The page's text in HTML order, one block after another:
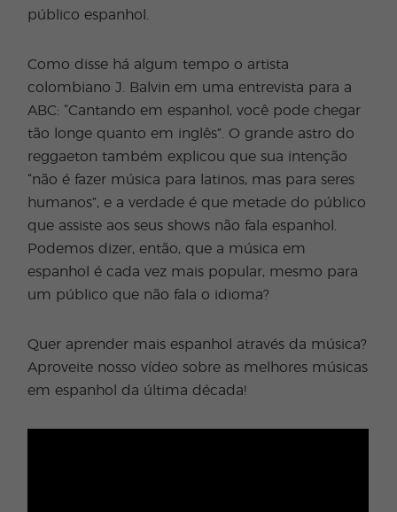
público espanhol.
Como disse há algum tempo o artista
colombiano J. Balvin em uma entrevista para a
ABC: “Cantando em espanhol, você pode chegar
tão longe quanto em inglês”. O grande astro do
reggaeton também explicou que sua intenção
“não é fazer música para latinos, mas para seres
humanos”, e a verdade é que metade do público
que assiste aos seus shows não fala espanhol.
Podemos dizer, então, que a música em
espanhol é cada vez mais popular, mesmo para
um público que não fala o idioma?
Quer aprender mais espanhol através da música?
Aproveite nosso vídeo sobre as melhores músicas
em espanhol da última década!